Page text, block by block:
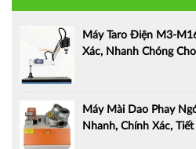
Máy Taro Điện M3-
Xác, Nhanh Chóng
Máy Mài Dao Phay
Nhanh, Chính Xác,